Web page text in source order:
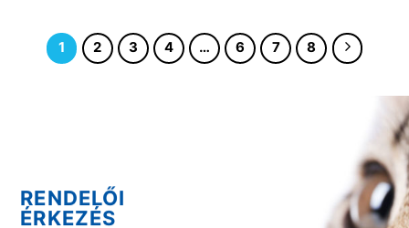
1 2 3 4 … 6 7 8
RENDELŐI
ÉRKEZÉS